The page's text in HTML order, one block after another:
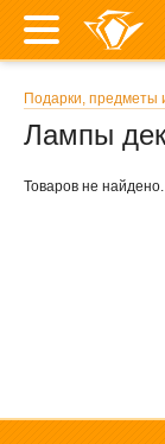
Подарки, предметы
Лампы
Товаров не найдено.